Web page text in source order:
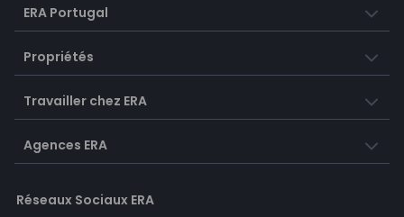
ERA Portugal
Propriétés
Travailler chez ERA
Agences ERA
Réseaux Sociaux ERA